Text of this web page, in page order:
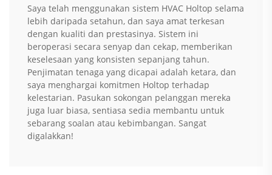
Saya telah menggunakan sistem HVAC Holtop selama
lebih daripada setahun, dan saya amat terkesan
dengan kualiti dan prestasinya. Sistem ini
beroperasi secara senyap dan cekap, memberikan
keselesaan yang konsisten sepanjang tahun.
Penjimatan tenaga yang dicapai adalah ketara, dan
saya menghargai komitmen Holtop terhadap
kelestarian. Pasukan sokongan pelanggan mereka
juga luar biasa, sentiasa sedia membantu untuk
sebarang soalan atau kebimbangan. Sangat
digalakkan!